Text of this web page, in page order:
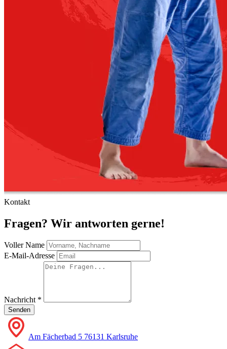
Kontakt
Fragen? Wir antworten gerne!
Voller Name
E-Mail-Adresse
Nachricht *
Senden
Am Fächerbad 5 76131 Karlsruhe